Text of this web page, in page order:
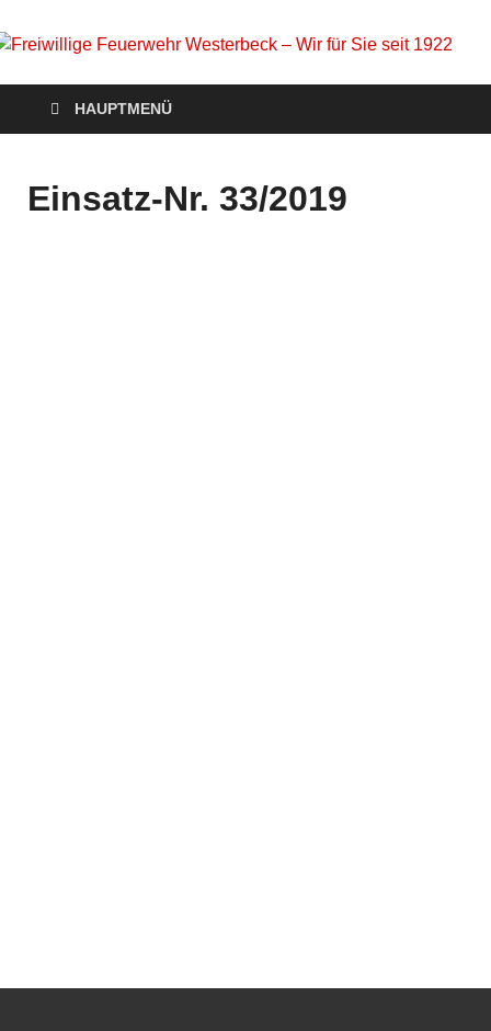
Freiwillige Feuerwehr
Westerbeck – Wir für
Sie seit 1922
Homepage der Freiwilligen Feuerwehr Westerbeck: Aktuelles,
Veranstaltungen, Einsätze, Unsere Wehr, Jugendfeuerwehr,
Mach mit!
HAUPTMENÜ
Einsatz-Nr. 33/2019